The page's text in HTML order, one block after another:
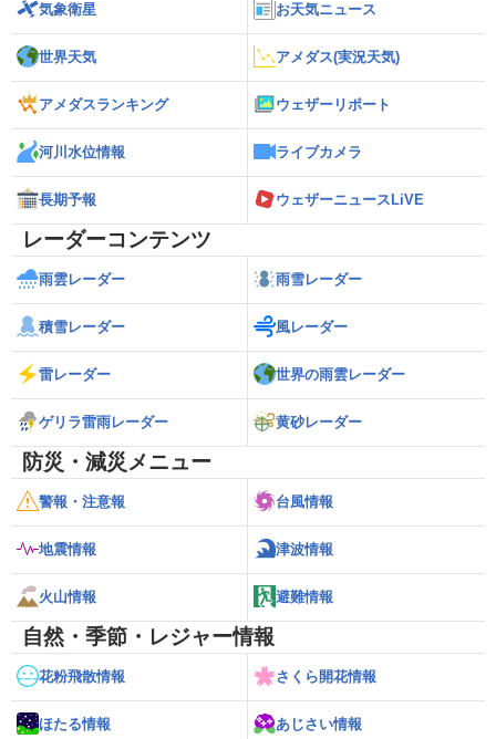
気象衛星 お天気ニュース
世界天気 アメダス(実況天気)
アメダスランキング ウェザーリポート
河川水位情報 ライブカメラ
長期予報 ウェザーニュースLiVE
レーダーコンテンツ
雨雲レーダー 雨雪レーダー
積雪レーダー 風レーダー
雷レーダー 世界の雨雲レーダー
ゲリラ雷雨レーダー 黄砂レーダー
防災・減災メニュー
警報・注意報 台風情報
地震情報 津波情報
火山情報 避難情報
自然・季節・レジャー情報
花粉飛散情報 さくら開花情報
ほたる情報 あじさい情報